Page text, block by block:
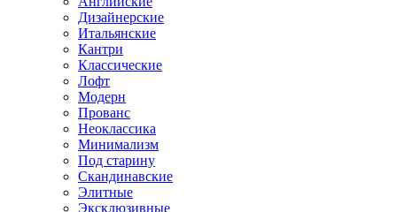
Дизайнерские
Итальянские
Кантри
Классические
Лофт
Модерн
Прованс
Неоклассика
Минимализм
Под старину
Скандинавские
Элитные
Эксклюзивные